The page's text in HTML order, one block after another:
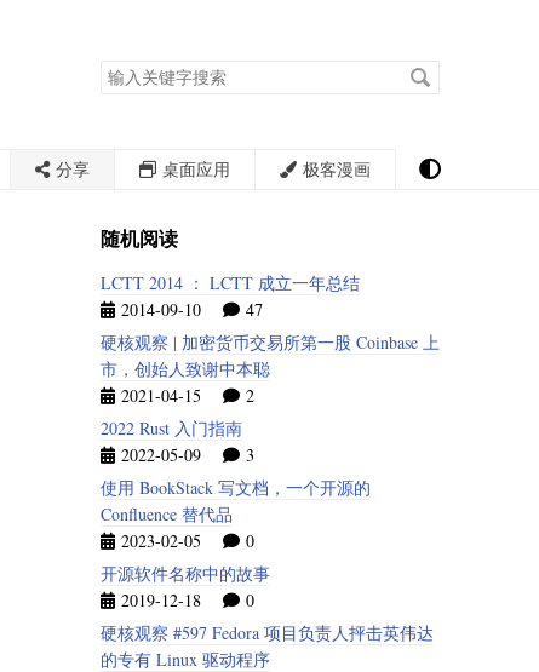
搜
索
分享 桌面应用 极客漫画
随机阅读
LCTT 2014 ： LCTT 成立一年总结
2014-09-10
47
硬核观察 | 加密货币交易所第一股 Coinbase 上
市，创始人致谢中本聪
2021-04-15
2
2022 Rust 入门指南
2022-05-09
3
使用 BookStack 写文档，一个开源的
Confluence 替代品
2023-02-05
0
开源软件名称中的故事
2019-12-18
0
硬核观察 #597 Fedora 项目负责人抨击英伟达
的专有 Linux 驱动程序